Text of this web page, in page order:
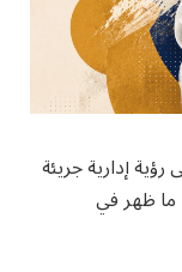
إدارية جريئة
ما ظهر في